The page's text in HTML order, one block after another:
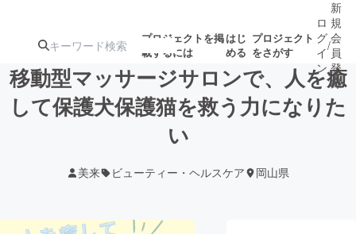
プロジェクトを掲
載するには
はじ
める
プロジェクト
をさがす
注目の新着プロ
ロ
グ
イ
ン
/
新
規
会
員
登
録
移動型マッサージサロンで、人を癒
して保護犬保護猫を救う力になりた
い
美来 ビューティー・ヘルスケア 岡山県